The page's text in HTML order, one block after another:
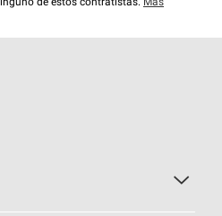
de estos contratistas. Más